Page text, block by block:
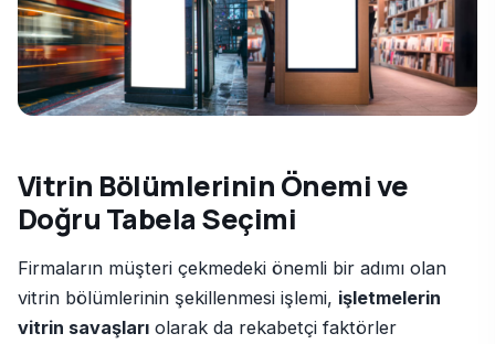
Vitrin Bölümlerinin Önemi ve
Doğru Tabela Seçimi
Firmaların müşteri çekmedeki önemli bir adımı olan
vitrin bölümlerinin şekillenmesi işlemi, işletmelerin
vitrin savaşları olarak da rekabetçi faktörler